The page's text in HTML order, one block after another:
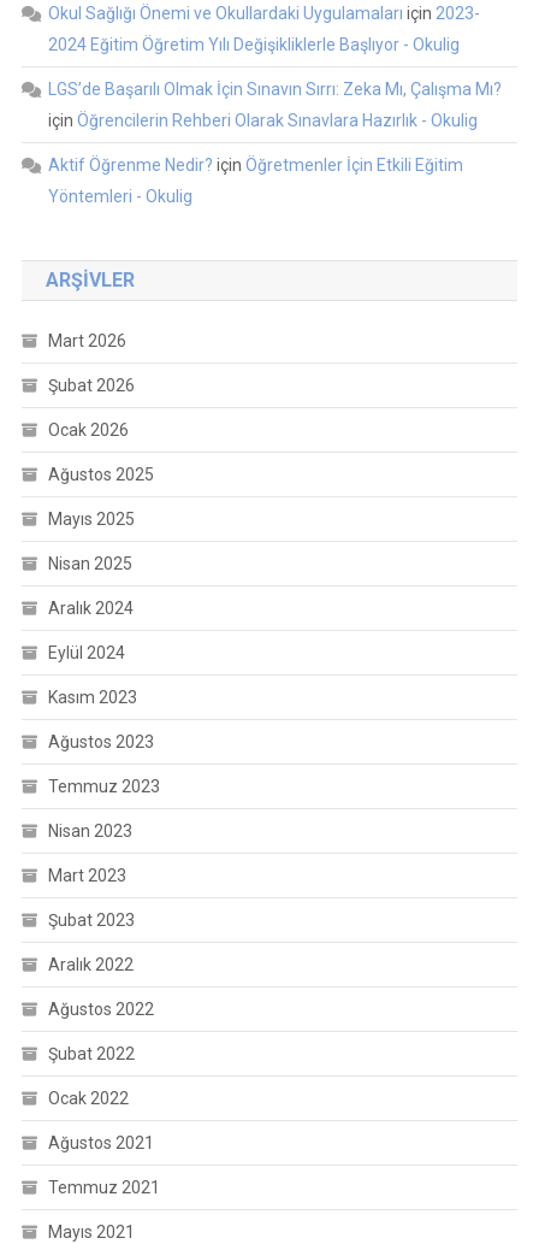
Okul Sağlığı Önemi ve Okullardaki Uygulamaları için 2023-
2024 Eğitim Öğretim Yılı Değişikliklerle Başlıyor - Okulig
LGS’de Başarılı Olmak İçin Sınavın Sırrı: Zeka Mı, Çalışma Mı?
için Öğrencilerin Rehberi Olarak Sınavlara Hazırlık - Okulig
Aktif Öğrenme Nedir? için Öğretmenler İçin Etkili Eğitim
Yöntemleri - Okulig
ARŞIVLER
Mart 2026
Şubat 2026
Ocak 2026
Ağustos 2025
Mayıs 2025
Nisan 2025
Aralık 2024
Eylül 2024
Kasım 2023
Ağustos 2023
Temmuz 2023
Nisan 2023
Mart 2023
Şubat 2023
Aralık 2022
Ağustos 2022
Şubat 2022
Ocak 2022
Ağustos 2021
Temmuz 2021
Mayıs 2021